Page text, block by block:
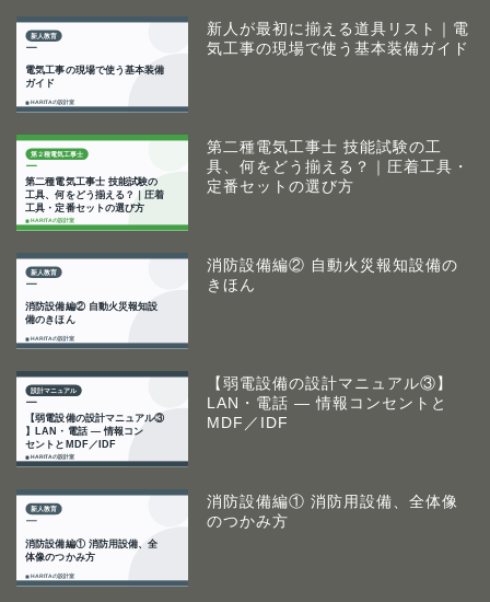
新人が最初に揃える道具リスト｜電
気工事の現場で使う基本装備ガイド
第二種電気工事士 技能試験の工
具、何をどう揃える？｜圧着工具・
定番セットの選び方
消防設備編② 自動火災報知設備の
きほん
【弱電設備の設計マニュアル③】
LAN・電話 ― 情報コンセントと
MDF／IDF
消防設備編① 消防用設備、全体像
のつかみ方